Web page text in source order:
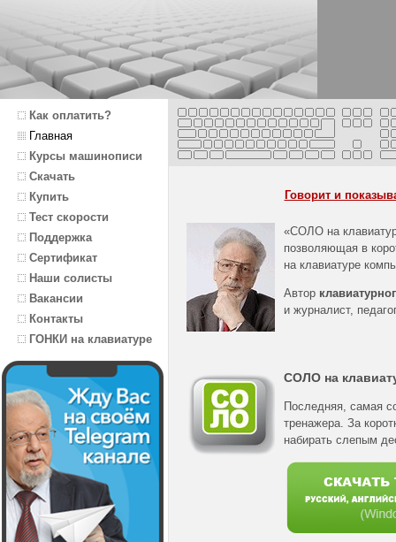
Как оплатить?
Главная
Курсы машинописи
Скачать
Купить
Тест скорости
Поддержка
Сертификат
Наши солисты
Вакансии
Контакты
ГОНКИ на клавиатуре
Говорит и
«СОЛО на
позволяющая в
на клавиатуре
Автор
и журналист,
СОЛО на
Последняя, самая
тренажера. За
набирать слепым